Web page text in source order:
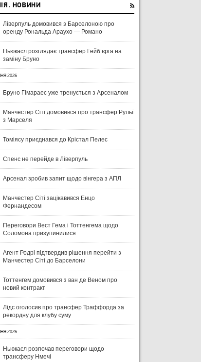
2026
РОМАНЧУК
НОВИНИ
Ліверпуль домовився з Барселоною про
оренду Рональда Араухо — Романо
Ньюкасл розглядає трансфер Гейб’єрга на
заміну Бруно
2026
Бруно Гімараес уже тренується з Арсеналом
Манчестер Сіті домовився про трансфер Рульї
з Марселя
Томіясу приєднався до Крістал Пелес
Спенс не перейде в Ліверпуль
Арсенал зробив запит щодо вінгера з АПЛ
Манчестер Сіті зацікавився Енцо
Фернандесом
Переговори Вест Гема і Тоттенгема щодо
Соломона призупинилися
Агент Родрі підтвердив рішення перейти з
Манчестер Сіті до Барселони
Тоттенгем домовився з ван де Веном про
новий контракт
Лідс оголосив про трансфер Траффорда за
рекордну для клубу суму
2026
Ньюкасл розпочав переговори щодо
трансферу Нмечі